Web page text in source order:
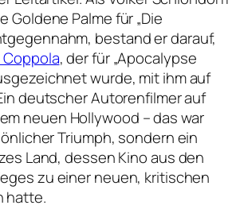
Goldene Palme für „Die
bestand er darauf,
Coppola, der für „Apocalypse
wurde, mit ihm auf
deutscher Autorenfilmer auf
neuen Hollywood – das war
Triumph, sondern ein
Land, dessen Kino aus den
zu einer neuen, kritischen
hatte.